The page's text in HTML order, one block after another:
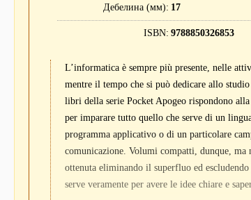
Дебелина (мм) 17
ISBN 9788850326853
L’informatica è sempre più presente, nelle
mentre il tempo che si può dedicare allo
libri della serie Pocket Apogeo rispondono
per imparare tutto quello che serve di un
programma applicativo o di un particolare
comunicazione. Volumi compatti, dunque,
ottenuta eliminando il superfluo ed
serve veramente per avere le idee chiare e